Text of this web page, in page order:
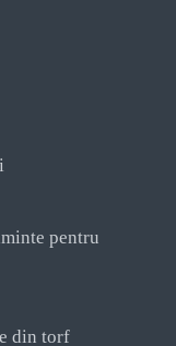
pentru
din torf